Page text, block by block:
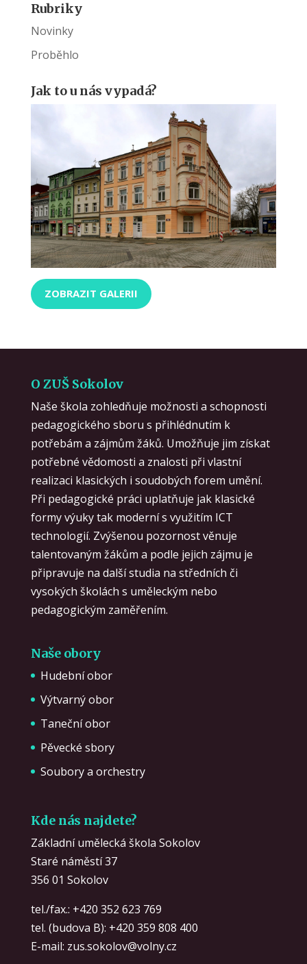
Rubriky
Novinky
Proběhlo
Jak to u nás vypadá?
ZOBRAZIT GALERII
O ZUŠ Sokolov
Naše škola zohledňuje možnosti a schopnosti
pedagogického sboru s přihlédnutím k
potřebám a zájmům žáků. Umožňuje jim získat
potřebné vědomosti a znalosti při vlastní
realizaci klasických i soudobých forem umění.
Při pedagogické práci uplatňuje jak klasické
formy výuky tak moderní s využitím ICT
technologií. Zvýšenou pozornost věnuje
talentovaným žákům a podle jejich zájmu je
připravuje na další studia na středních či
vysokých školách s uměleckým nebo
pedagogickým zaměřením.
Naše obory
Hudební obor
Výtvarný obor
Taneční obor
Pěvecké sbory
Soubory a orchestry
Kde nás najdete?
Základní umělecká škola Sokolov
Staré náměstí 37
356 01 Sokolov
tel./fax.: +420 352 623 769
tel. (budova B): +420 359 808 400
E-mail: zus.sokolov@volny.cz